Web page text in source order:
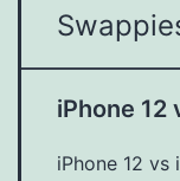
iPhone 12
iPhone 12 vs